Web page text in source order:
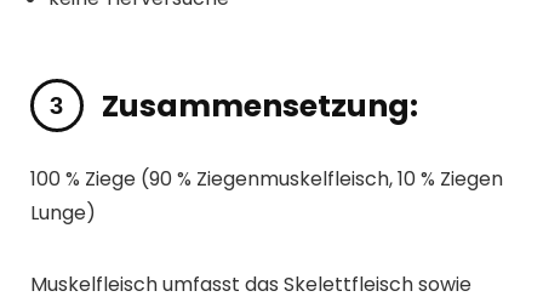
Zusammensetzung:
100 % Ziege (90 % Ziegenmuskelfleisch, 10 % Ziegen
Lunge)
Muskelfleisch umfasst das Skelettfleisch sowie